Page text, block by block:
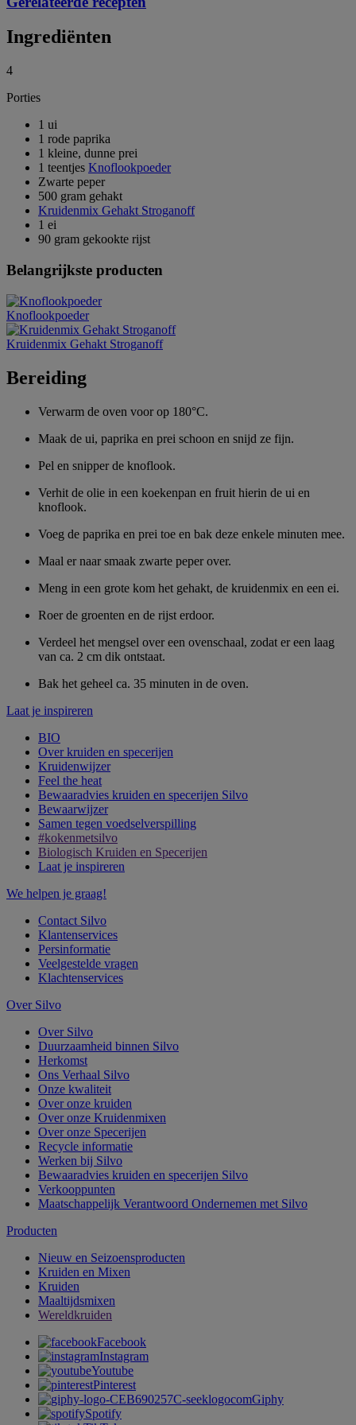
Ingrediënten
4
Porties
1 ui
1 rode paprika
1 kleine, dunne prei
1 teentjes Knoflookpoeder
Zwarte peper
500 gram gehakt
Kruidenmix Gehakt Stroganoff
1 ei
90 gram gekookte rijst
Belangrijkste producten
Knoflookpoeder
Kruidenmix Gehakt Stroganoff
Bereiding
Verwarm de oven voor op 180°C.
Maak de ui, paprika en prei schoon en snijd ze fijn.
Pel en snipper de knoflook.
Verhit de olie in een koekenpan en fruit hierin de ui en
knoflook.
Voeg de paprika en prei toe en bak deze enkele minuten mee.
Maal er naar smaak zwarte peper over.
Meng in een grote kom het gehakt, de kruidenmix en een ei.
Roer de groenten en de rijst erdoor.
Verdeel het mengsel over een ovenschaal, zodat er een laag
van ca. 2 cm dik ontstaat.
Bak het geheel ca. 35 minuten in de oven.
Laat je inspireren
BIO
Over kruiden en specerijen
Kruidenwijzer
Feel the heat
Bewaaradvies kruiden en specerijen Silvo
Bewaarwijzer
Samen tegen voedselverspilling
#kokenmetsilvo
Biologisch Kruiden en Specerijen
Laat je inspireren
We helpen je graag!
Contact Silvo
Klantenservices
Persinformatie
Veelgestelde vragen
Klachtenservices
Over Silvo
Over Silvo
Duurzaamheid binnen Silvo
Herkomst
Ons Verhaal Silvo
Onze kwaliteit
Over onze kruiden
Over onze Kruidenmixen
Over onze Specerijen
Recycle informatie
Werken bij Silvo
Bewaaradvies kruiden en specerijen Silvo
Verkooppunten
Maatschappelijk Verantwoord Ondernemen met Silvo
Producten
Nieuw en Seizoensproducten
Kruiden en Mixen
Kruiden
Maaltijdsmixen
Wereldkruiden
Facebook
Instagram
Youtube
Pinterest
Giphy
Spotify